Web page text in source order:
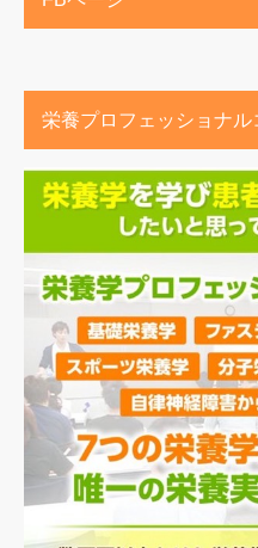
栄養プロフェッショナル